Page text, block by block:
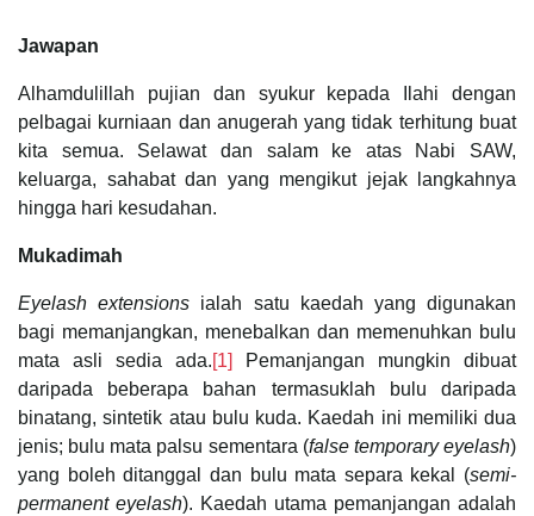
Jawapan
Alhamdulillah pujian dan syukur kepada Ilahi dengan
pelbagai kurniaan dan anugerah yang tidak terhitung buat
kita semua. Selawat dan salam ke atas Nabi SAW,
keluarga, sahabat dan yang mengikut jejak langkahnya
hingga hari kesudahan.
Mukadimah
Eyelash extensions ialah satu kaedah yang digunakan
bagi memanjangkan, menebalkan dan memenuhkan bulu
mata asli sedia ada.[1]
Pemanjangan mungkin dibuat
daripada beberapa bahan termasuklah bulu daripada
binatang, sintetik atau bulu kuda. Kaedah ini memiliki dua
jenis; bulu mata palsu sementara (false temporary eyelash)
yang boleh ditanggal dan bulu mata separa kekal (semi-
permanent eyelash). Kaedah utama pemanjangan adalah